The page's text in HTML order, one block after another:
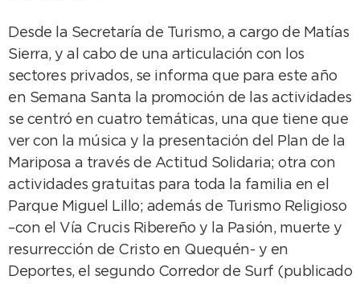
Desde la Secretaría de Turismo, a cargo de Matías
Sierra, y al cabo de una articulación con los
sectores privados, se informa que para este año
en Semana Santa la promoción de las actividades
se centró en cuatro temáticas, una que tiene que
ver con la música y la presentación del Plan de la
Mariposa a través de Actitud Solidaria; otra con
actividades gratuitas para toda la familia en el
Parque Miguel Lillo; además de Turismo Religioso
–con el Vía Crucis Ribereño y la Pasión, muerte y
resurrección de Cristo en Quequén- y en
Deportes, el segundo Corredor de Surf (publicado